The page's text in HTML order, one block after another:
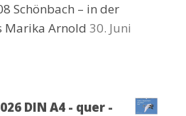
Schönbach – in der
Marika Arnold 30. Juni
DIN A4 - quer -